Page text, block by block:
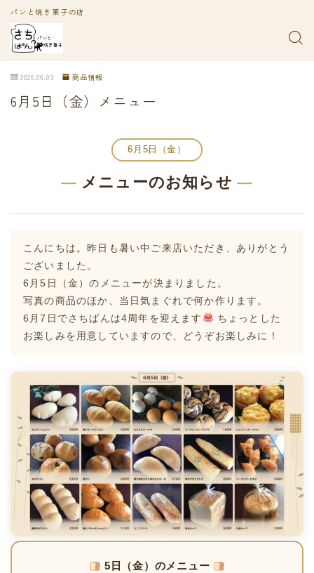
パンと焼き菓子の店
2026.06.03 商品情報
6月5日（金）メニュー
6月5日（金）
— メニューのお知らせ —
こんにちは。昨日も暑い中ご来店いただき、ありがとう
ございました。
6月5日（金）のメニューが決まりました。
写真の商品のほか、当日気まぐれで何か作ります。
6月7日でさちぱんは4周年を迎えます
ちょっとした
お楽しみを用意していますので、どうぞお楽しみに！
5日（金）のメニュー